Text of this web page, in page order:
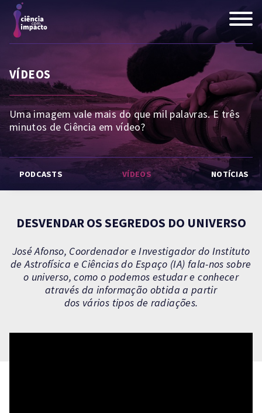
VÍDEOS
Uma imagem vale mais do que mil palavras. E três
minutos de Ciência em vídeo?
PODCASTS VÍDEOS NOTÍCIAS
DESVENDAR OS SEGREDOS DO UNIVERSO
José Afonso, Coordenador e Investigador do Instituto
de Astrofísica e Ciências do Espaço (IA) fala-nos sobre
o universo, como o podemos estudar e conhecer
através da informação obtida a partir
dos vários tipos de radiações.